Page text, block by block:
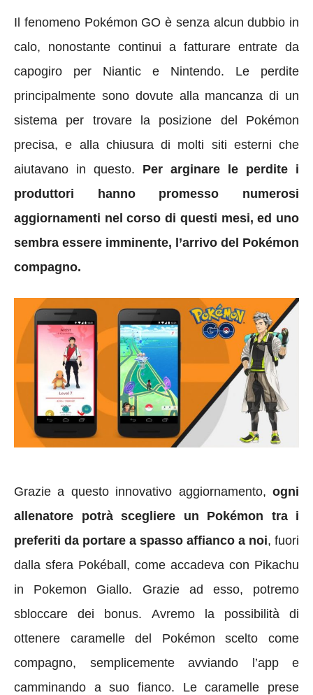
Il fenomeno Pokémon GO è senza alcun dubbio in
calo, nonostante continui a fatturare entrate da
capogiro per Niantic e Nintendo. Le perdite
principalmente sono dovute alla mancanza di un
sistema per trovare la posizione del Pokémon
precisa, e alla chiusura di molti siti esterni che
aiutavano in questo. Per arginare le perdite i
produttori hanno promesso numerosi
aggiornamenti nel corso di questi mesi, ed uno
sembra essere imminente, l’arrivo del Pokémon
compagno.
Grazie a questo innovativo aggiornamento, ogni
allenatore potrà scegliere un Pokémon tra i
preferiti da portare a spasso affianco a noi, fuori
dalla sfera Pokéball, come accadeva con Pikachu
in Pokemon Giallo. Grazie ad esso, potremo
sbloccare dei bonus. Avremo la possibilità di
ottenere caramelle del Pokémon scelto come
compagno, semplicemente avviando l’app e
camminando a suo fianco. Le caramelle prese